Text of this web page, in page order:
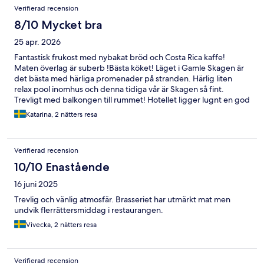
Verifierad recension
8/10 Mycket bra
25 apr. 2026
Fantastisk frukost med nybakat bröd och Costa Rica kaffe!
Maten överlag är suberb !Bästa köket! Läget i Gamle Skagen är
det bästa med härliga promenader på stranden. Härlig liten
relax pool inomhus och denna tidiga vår är Skagen så fint.
Trevligt med balkongen till rummet! Hotellet ligger lugnt en god
bit fr stranden! Trevliga uppehållsrum för avkoppling vid baren,
öppna spisen mm.Har bara 2 neg ting. Dålig hårfön och dåligt
Katarina, 2 nätters resa
Verifierad recension
10/10 Enastående
16 juni 2025
Trevlig och vänlig atmosfär. Brasseriet har utmärkt mat men
undvik flerrättersmiddag i restaurangen.
Vivecka, 2 nätters resa
Verifierad recension